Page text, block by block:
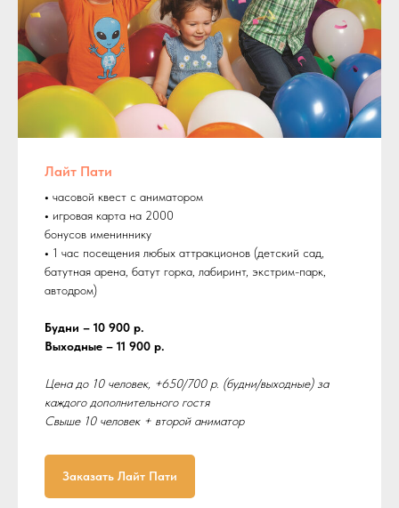
Лайт Пати
• часовой квест с аниматором
• игровая карта на 2000
бонусов имениннику
• 1 час посещения любых аттракционов (детский сад,
батутная арена, батут горка, лабиринт, экстрим-парк,
автодром)
Будни – 10 900 р.
Выходные – 11 900 р.
Цена до 10 человек, +650/700 р. (будни/выходные) за
каждого дополнительного гостя
Свыше 10 человек + второй аниматор
Заказать Лайт Пати